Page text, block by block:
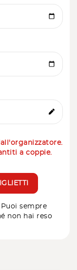
a coppie.
sempre
non hai reso